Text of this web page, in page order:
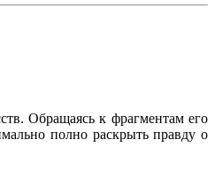
Обращаясь к фрагментам его
полно раскрыть правду о